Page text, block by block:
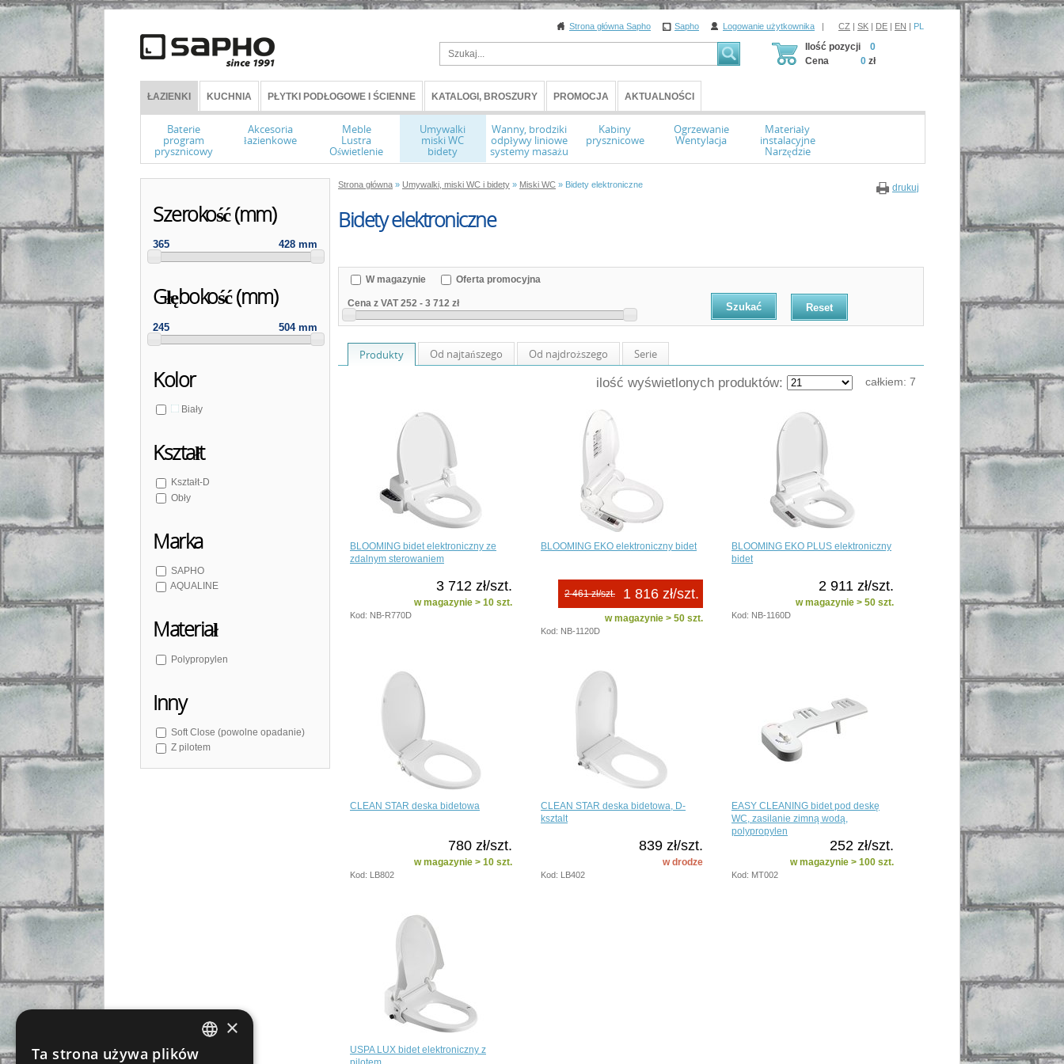
Strona główna Sapho Sapho Logowanie użytkownika | CZ | SK | DE | EN | PL
Ilość pozycji
Cena
0
0 zł
ŁAZIENKI KUCHNIA PŁYTKI PODŁOGOWE I ŚCIENNE KATALOGI, BROSZURY PROMOCJA AKTUALNOŚCI
Baterie
program
prysznicowy
Akcesoria
łazienkowe
Meble
Lustra
Oświetlenie
Umywalki
miski WC
bidety
Wanny, brodziki
odpływy liniowe
systemy masażu
Kabiny
prysznicowe
Ogrzewanie
Wentylacja
Materiały
instalacyjne
Narzędzie
drukuj
Strona główna » Umywalki, miski WC i bidety » Miski WC » Bidety elektroniczne
Bidety elektroniczne
Szerokość (mm)
365 428 mm
Głębokość (mm)
245 504 mm
Kolor
Biały
Kształt
Kształt-D
Obły
Marka
SAPHO
AQUALINE
Materiał
Polypropylen
Inny
Soft Close (powolne opadanie)
Z pilotem
W magazynie Oferta promocyjna
Cena z VAT 252 - 3 712 zł Reset
Produkty Od najtańszego Od najdroższego Serie
ilość wyświetlonych produktów: całkiem: 7
BLOOMING bidet elektroniczny ze
zdalnym sterowaniem
3 712 zł/szt.
w magazynie > 10 szt.
Kod: NB-R770D
BLOOMING EKO elektroniczny bidet
1 816 zł/szt.
2 461 zł/szt.
w magazynie > 50 szt.
Kod: NB-1120D
BLOOMING EKO PLUS elektroniczny
bidet
2 911 zł/szt.
w magazynie > 50 szt.
Kod: NB-1160D
CLEAN STAR deska bidetowa
780 zł/szt.
w magazynie > 10 szt.
Kod: LB802
CLEAN STAR deska bidetowa, D-
ksztalt
839 zł/szt.
w drodze
Kod: LB402
EASY CLEANING bidet pod deskę
WC, zasilanie zimną wodą,
polypropylen
252 zł/szt.
w magazynie > 100 szt.
Kod: MT002
USPA LUX bidet elektroniczny z
×
Ta strona używa plików